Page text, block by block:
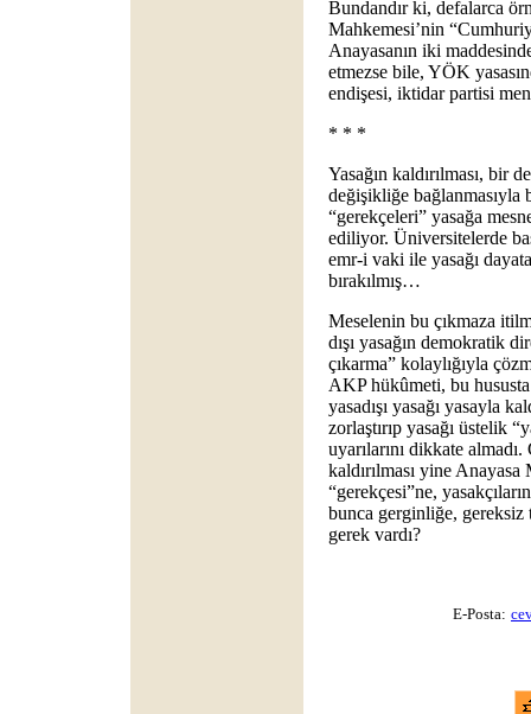
Bundandır ki, defalarca
Mahkemesi’nin
Anayasanın iki
etmezse bile, YÖK
endişesi, iktidar partisi
* * *
Yasağın kaldırılması, bir
değişikliğe bağlanmasıyla
“gerekçeleri” yasağa
ediliyor. Üniversitelerde
emr-i vaki ile yasağı
bırakılmış…
Meselenin bu çıkmaza
dışı yasağın demokratik
çıkarma” kolaylığıyla
AKP hükûmeti, bu
yasadışı yasağı yasayla
zorlaştırıp yasağı üstelik
uyarılarını dikkate
kaldırılması yine Anayasa
“gerekçesi”ne,
bunca gerginliğe, gereksiz
gerek vardı?
E-Posta: